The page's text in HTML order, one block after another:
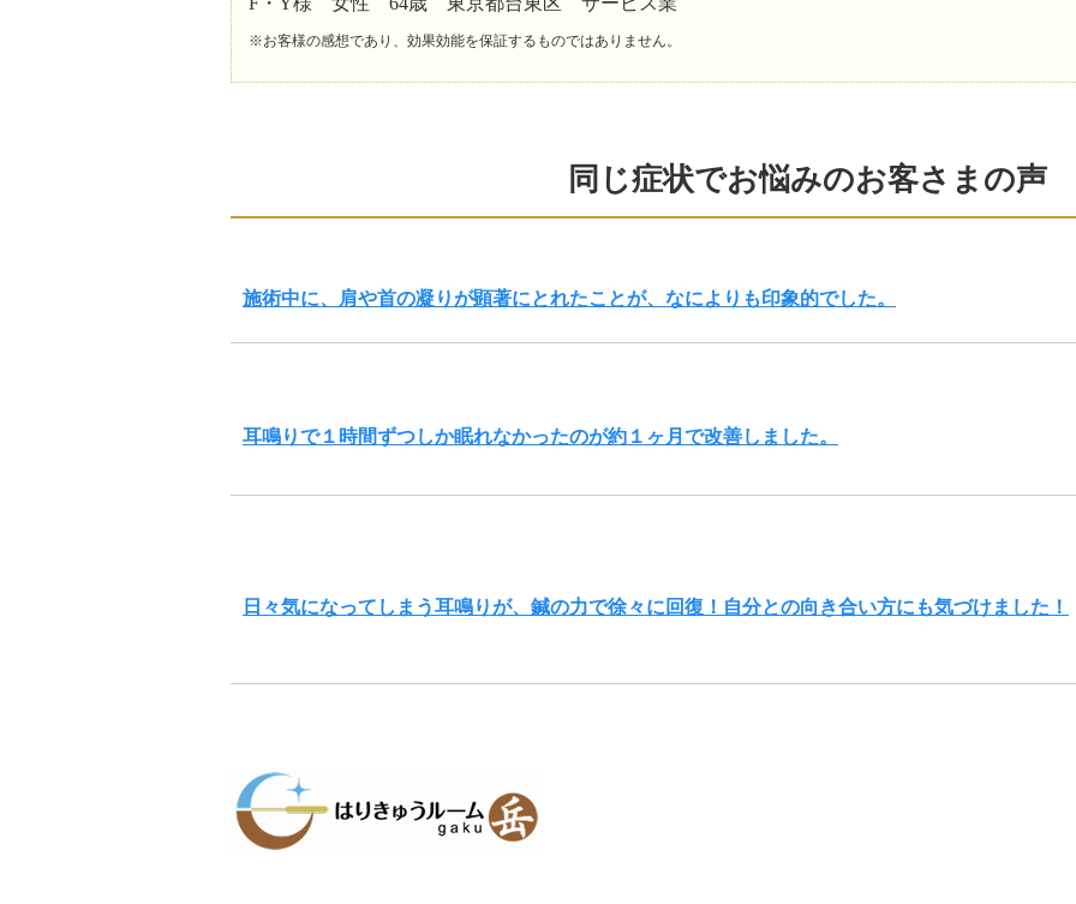
※お客様の感想であり、効果効能を保証するものではありません。
同じ症状でお悩みのお客さまの声
施術中に、肩や首の凝りが顕著にとれたことが、なによりも印象的でした。
耳鳴りで１時間ずつしか眠れなかったのが約１ヶ月で改善しました。
日々気になってしまう耳鳴りが、鍼の力で徐々に回復！自分との向き合い方にも気づけました！